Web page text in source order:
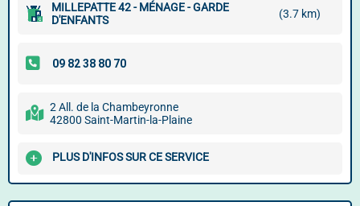
MILLEPATTE 42 - MÉNAGE - GARDE
D'ENFANTS
(3.7 km)
2 All. de la Chambeyronne
42800 Saint-Martin-la-Plaine
PLUS D'INFOS SUR CE SERVICE